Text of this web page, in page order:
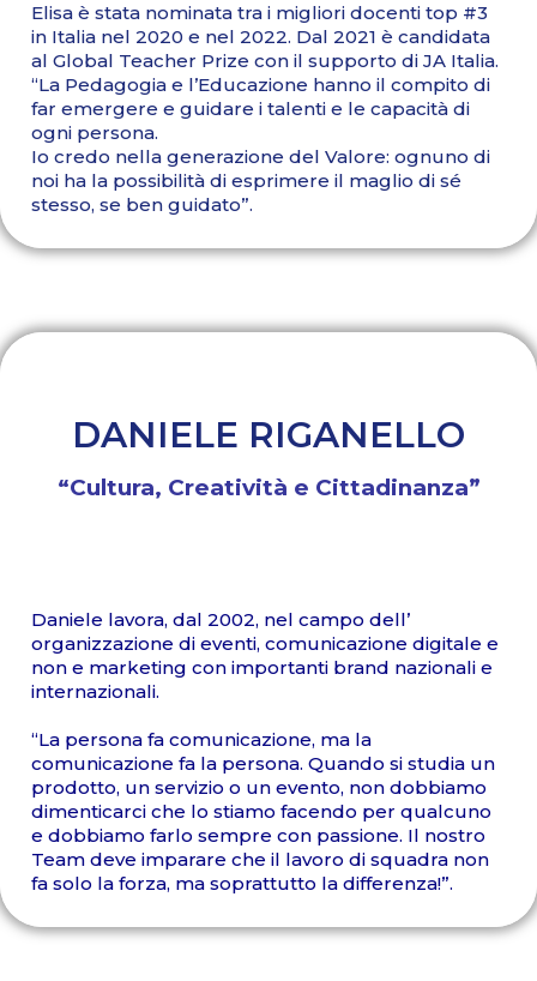
Elisa è stata nominata tra i migliori docenti top #3
in Italia nel 2020 e nel 2022. Dal 2021 è candidata
al Global Teacher Prize con il supporto di JA Italia.
“La Pedagogia e l’Educazione hanno il compito di
far emergere e guidare i talenti e le capacità di
ogni persona.
Io credo nella generazione del Valore: ognuno di
noi ha la possibilità di esprimere il maglio di sé
stesso, se ben guidato”.
DANIELE RIGANELLO
“Cultura, Creatività e Cittadinanza”
Daniele lavora, dal 2002, nel campo dell’
organizzazione di eventi, comunicazione digitale e
non e marketing con importanti brand nazionali e
internazionali.
“La persona fa comunicazione, ma la
comunicazione fa la persona. Quando si studia un
prodotto, un servizio o un evento, non dobbiamo
dimenticarci che lo stiamo facendo per qualcuno
e dobbiamo farlo sempre con passione. Il nostro
Team deve imparare che il lavoro di squadra non
fa solo la forza, ma soprattutto la differenza!”.